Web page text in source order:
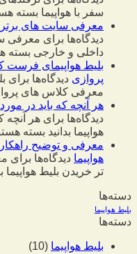
سفر با هواپیما بسته
معرفی سایت های برتر
دیدگاه‌ها برای معرفی
داخلی و خارجی بسته
بلیط هواپیمای
پروازی دیدگاه‌ها برای
معرفی کلاس های
هر آنچه که باید در مورد
دیدگاه‌ها برای هر آنچه
هواپیما بدانید بسته
معرفی و توضیح
هواپیما دیدگاه‌ها برای
تر خریدن بلیط هواپیما
دسته‌ها
بلیط هواپیما
دسته‌ها
بلیط هواپیما (10)